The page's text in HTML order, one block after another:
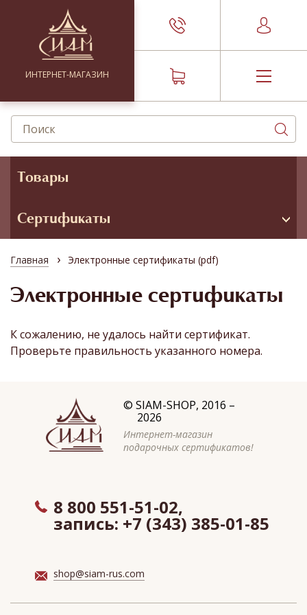
ИНТЕРНЕТ-МАГАЗИН
Товары
Сертификаты
Главная › Электронные сертификаты (pdf)
Электронные сертификаты
К сожалению, не удалось найти сертификат.
Проверьте правильность указанного номера.
© SIAM-SHOP, 2016 –
2026
Интернет-магазин
подарочных сертификатов!
8 800 551-51-02,
запись: +7 (343) 385-01-85
shop@siam-rus.com